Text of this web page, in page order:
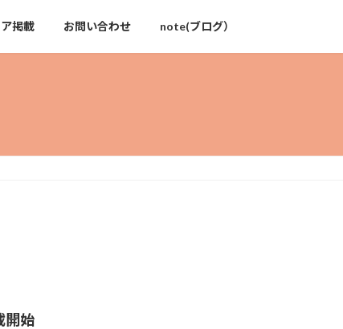
掲載 お問い合わせ note(ブログ）
開始